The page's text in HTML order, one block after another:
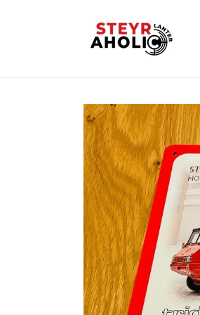
Zu
Produktinformationen
springen